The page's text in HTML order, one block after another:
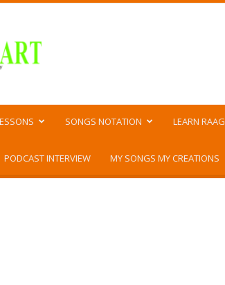
SONGS NOTATION LEARN RAAG
PODCAST INTERVIEW MY SONGS MY CREATIONS